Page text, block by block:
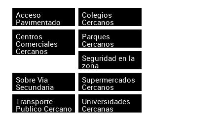
Acceso
Pavimentado
Colegios
Cercanos
Centros
Comerciales
Cercanos
Parques
Cercanos
Seguridad en la
zona
Sobre Via
Secundaria
Supermercados
Cercanos
Transporte
Publico Cercano
Universidades
Cercanas